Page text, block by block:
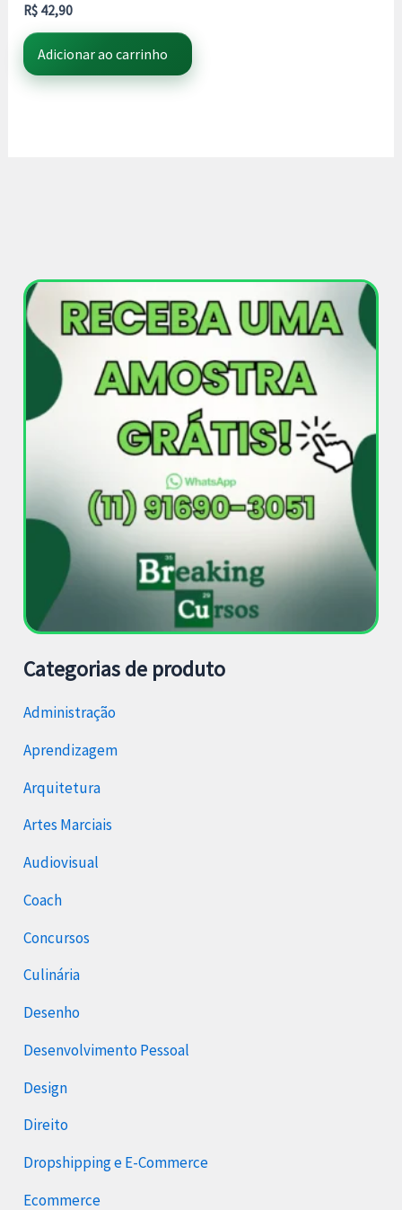
R$ 42,90
Adicionar ao carrinho
Categorias de produto
Administração
Aprendizagem
Arquitetura
Artes Marciais
Audiovisual
Coach
Concursos
Culinária
Desenho
Desenvolvimento Pessoal
Design
Direito
Dropshipping e E-Commerce
Ecommerce